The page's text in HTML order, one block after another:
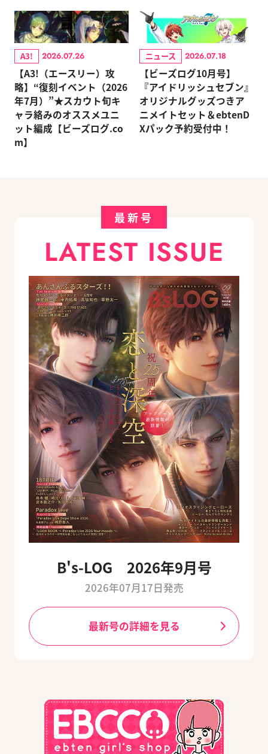
A3! 2026.07.26
【A3!（エースリー）攻
略】“復刻イベント（2026
年7月）”★スカウト旬キ
ャラ絡みのオススメユニ
ット編成【ビーズログ.co
m】
ニュース 2026.07.18
【ビーズログ10月号】
『アイドリッシュセブン』
オリジナルグッズつきア
ニメイトセット＆ebtenD
Xパック予約受付中！
最新号
LATEST ISSUE
B's-LOG 2026年9月号
2026年07月17日発売
最新号の詳細を見る